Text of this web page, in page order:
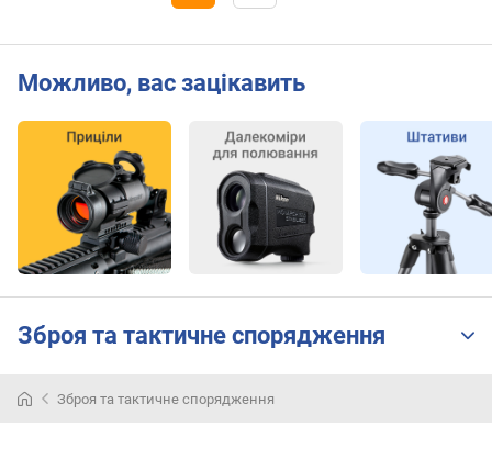
ь
л
й
м
к
т
Можливо, вас зацікавить
Зброя та тактичне спорядження
Зброя та тактичне спорядження